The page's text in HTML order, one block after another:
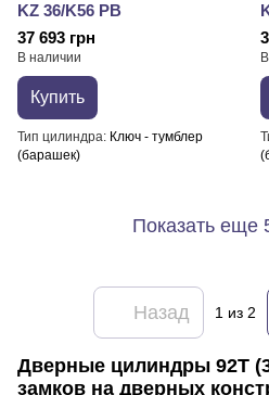
KZ 36/K56 PB
37 693 грн
В наличии
Купить
Тип цилиндра Ключ - тумблер
(барашек)
Показать еще
Назад 1 из 2
Дверные цилиндры 92T
замков на дверных